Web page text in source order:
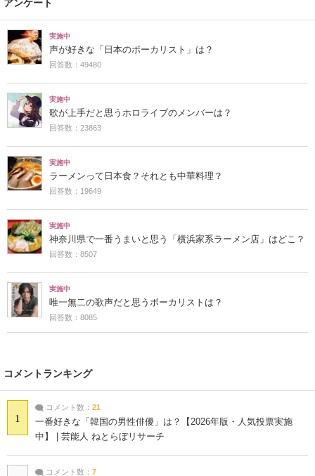
アンケート
実施中
声が好きな「日本のボーカリスト」は？
回答数：49480
実施中
歌が上手だと思うホロライブのメンバーは？
回答数：23863
実施中
ラーメンって日本食？それとも中華料理？
回答数：19649
実施中
神奈川県で一番うまいと思う「横浜家系ラーメン店」はどこ？
回答数：8507
実施中
唯一無二の歌声だと思うボーカリストは？
回答数：8085
コメントランキング
1
コメント数： 21
一番好きな「韓国の男性俳優」は？【2026年版・人気投票実施
中】 | 芸能人 ねとらぼリサーチ
コメント数： 7